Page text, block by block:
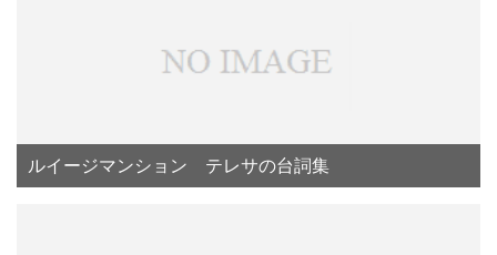
ルイージマンション テレサの台詞集